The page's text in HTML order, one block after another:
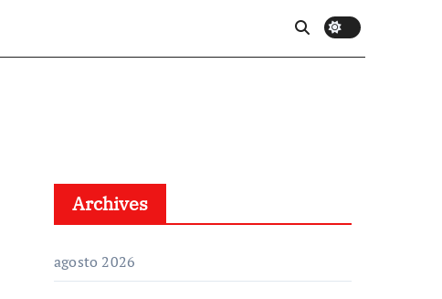
Archives
agosto 2026